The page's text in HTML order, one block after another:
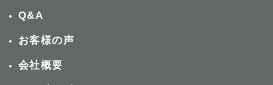
Q&A
お客様の声
会社概要